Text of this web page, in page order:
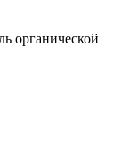
орга­ниче­ской